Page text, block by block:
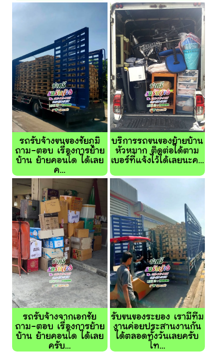
รถรับจ้างขนของชัยภูมิ
ถาม-ตอบ เรื่องการย้าย
บ้าน ย้ายคอนโด ได้เลย
ค...
บริการรถขนของย้ายบ้าน
หัวหมาก ติดต่อได้ตาม
เบอร์ที่แจ้งไว้ได้เลยนะค...
รถรับจ้างจากเอกชัย
ถาม-ตอบ เรื่องการย้าย
บ้าน ย้ายคอนโด ได้เลย
ครับ...
รับขนของระยอง เรามีทีม
งานค่อยประสานงานกัน
ได้ตลอดทั้งวันเลยครับ
โท...